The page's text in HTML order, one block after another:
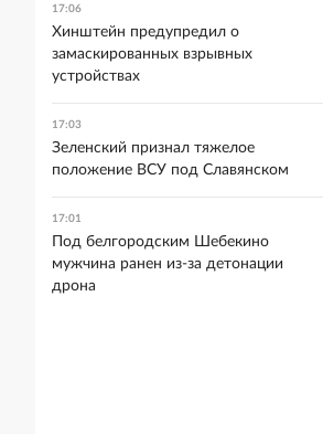
17:06
Хинштейн предупредил о
замаскированных взрывных
устройствах
17:03
Зеленский признал тяжелое
положение ВСУ под Славянском
17:01
Под белгородским Шебекино
мужчина ранен из-за детонации
дрона